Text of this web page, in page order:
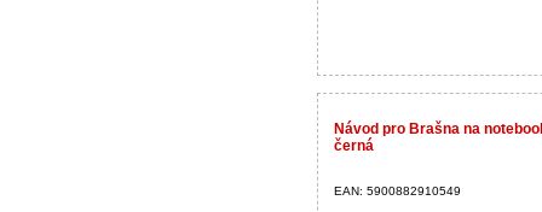
Návod pro Brašna na
černá
EAN: 5900882910549